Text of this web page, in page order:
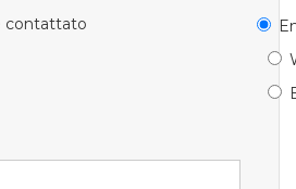
contattato